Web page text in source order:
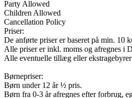
Party Allowed
Children Allowed
Cancellation Policy
Priser:
De anførte priser er baseret på min. 10
Alle priser er inkl. moms og afregnes i
Alle eventuelle tillæg eller
Børnepriser:
Børn under 12 år ½ pris.
Børn fra 0-3 år afregnes efter forbrug,